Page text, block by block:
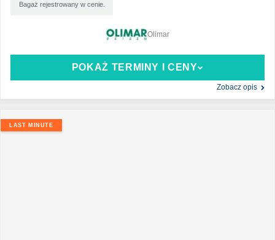
Bagaż rejestrowany w cenie.
POKAŻ TERMINY I CENY
Zobacz opis
Olimar
LAST MINUTE